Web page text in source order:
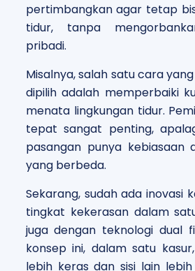
pertimbangkan agar tetap
tidur, tanpa
pribadi.
Misalnya, salah satu cara
dipilih adalah memperbaiki
menata lingkungan tidur.
tepat sangat penting,
pasangan punya kebiasaan
yang berbeda.
Sekarang, sudah ada inovasi
tingkat kekerasan dalam
juga dengan teknologi dual
konsep ini, dalam satu
lebih keras dan sisi lain